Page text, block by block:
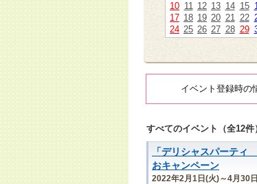
10 11 12 13 14 15
17 18 19 20 21 22
24 25 26 27 28 29
イベント登録時の
すべてのイベント（全12件
「デリシャスパーテ
おキャンペーン
2022年2月1日(火)～4月30